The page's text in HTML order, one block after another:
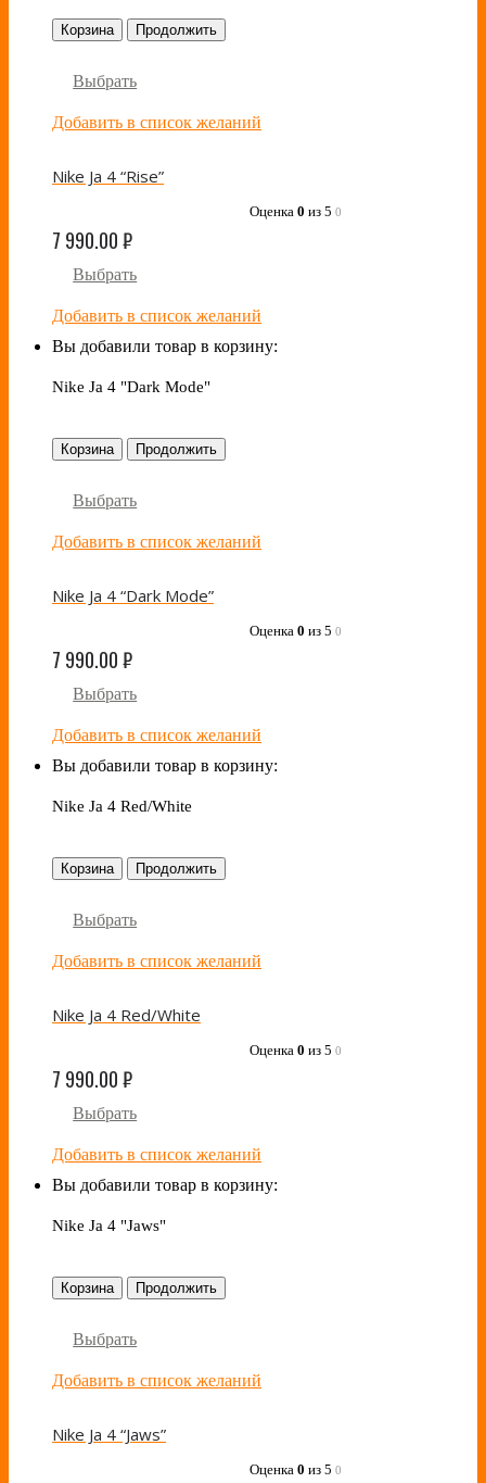
Корзина Продолжить
Выбрать
Добавить в список желаний
Nike Ja 4 “Rise”
Оценка 0 из 5 0
7 990.00₽
Выбрать
Добавить в список желаний
Вы добавили товар в корзину:
Nike Ja 4 "Dark Mode"
Корзина Продолжить
Выбрать
Добавить в список желаний
Nike Ja 4 “Dark Mode”
Оценка 0 из 5 0
7 990.00₽
Выбрать
Добавить в список желаний
Вы добавили товар в корзину:
Nike Ja 4 Red/White
Корзина Продолжить
Выбрать
Добавить в список желаний
Nike Ja 4 Red/White
Оценка 0 из 5 0
7 990.00₽
Выбрать
Добавить в список желаний
Вы добавили товар в корзину:
Nike Ja 4 "Jaws"
Корзина Продолжить
Выбрать
Добавить в список желаний
Nike Ja 4 “Jaws”
Оценка 0 из 5 0